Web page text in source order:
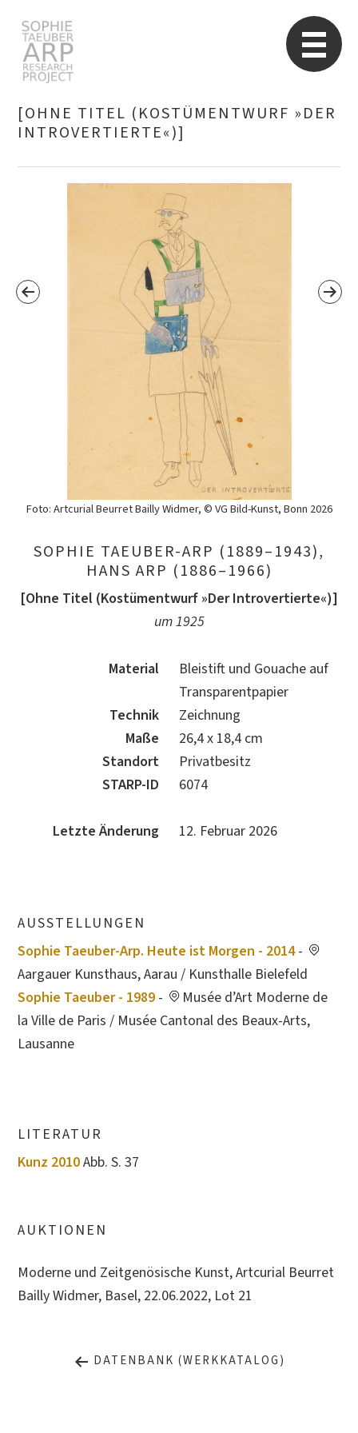
nach:
[OHNE TITEL (KOSTÜMENTWURF »DER
INTROVERTIERTE«)]
Foto: Artcurial Beurret Bailly Widmer, © VG Bild-Kunst, Bonn 2026
SOPHIE TAEUBER-ARP (1889–1943),
HANS ARP (1886–1966)
[Ohne Titel (Kostümentwurf »Der Introvertierte«)]
um 1925
Material
Bleistift und Gouache auf
Transparentpapier
Technik
Zeichnung
Maße
26,4 x 18,4 cm
Standort
Privatbesitz
STARP-ID
6074
Letzte Änderung 12. Februar 2026
AUSSTELLUNGEN
Sophie Taeuber-Arp. Heute ist Morgen - 2014-
Aargauer Kunsthaus, Aarau / Kunsthalle Bielefeld
Sophie Taeuber - 1989 -
Musée d’Art Moderne de
la Ville de Paris / Musée Cantonal des Beaux-Arts,
Lausanne
LITERATUR
Kunz 2010Abb. S. 37
AUKTIONEN
Moderne und Zeitgenösische Kunst, Artcurial Beurret
Bailly Widmer, Basel, 22.06.2022, Lot 21
DATENBANK (WERKKATALOG)